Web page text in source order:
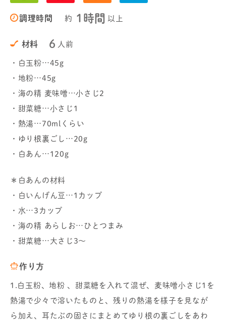
調理時間 約 1時間 以上
材料 6 人前
・白玉粉…45g
・地粉…45g
・海の精 麦味噌…小さじ2
・甜菜糖…小さじ1
・熱湯…70mlくらい
・ゆり根裏ごし…20g
・白あん…120g
＊白あんの材料
・白いんげん豆…1カップ
・水…3カップ
・海の精 あらしお…ひとつまみ
・甜菜糖…大さじ3～
作り方
1.白玉粉、地粉 、甜菜糖を入れて混ぜ、麦味噌小さじ1を
熱湯で少々で溶いたものと、残りの熱湯を様子を見なが
ら加え、耳たぶの固さにまとめてゆり根の裏ごしをあわ